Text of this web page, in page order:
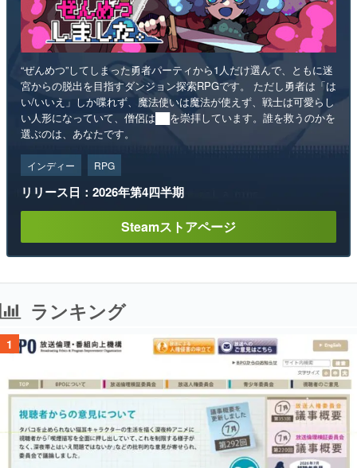
“ぜんめつ”してしまった勇者パーティから1人だけ選んで、ともに迷
宮からの脱出を目指すダンジョン探索RPGです。 ただし勇者は「は
い/いいえ」しか喋れず、魔法使いは魔法が使えず、戦士は可愛らし
い人形になっていて、僧侶は██を崇拝しています。誰を救うのかを
選ぶのは、あなたです。
インディー RPG
リリース日：2026年第4四半期
Steamストアページ
ランキング
1